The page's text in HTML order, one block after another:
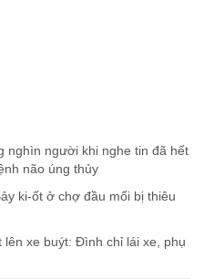
nghìn người khi nghe tin đã hết
não úng thủy
ki-ốt ở chợ đầu mối bị thiêu
xe buýt: Đình chỉ lái xe, phụ